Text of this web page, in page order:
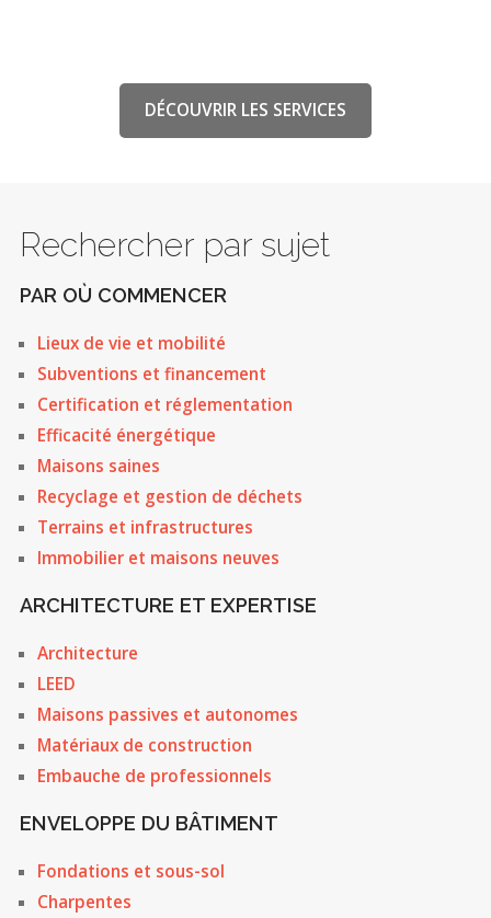
DÉCOUVRIR LES SERVICES
Rechercher par sujet
PAR OÙ COMMENCER
Lieux de vie et mobilité
Subventions et financement
Certification et réglementation
Efficacité énergétique
Maisons saines
Recyclage et gestion de déchets
Terrains et infrastructures
Immobilier et maisons neuves
ARCHITECTURE ET EXPERTISE
Architecture
LEED
Maisons passives et autonomes
Matériaux de construction
Embauche de professionnels
ENVELOPPE DU BÂTIMENT
Fondations et sous-sol
Charpentes